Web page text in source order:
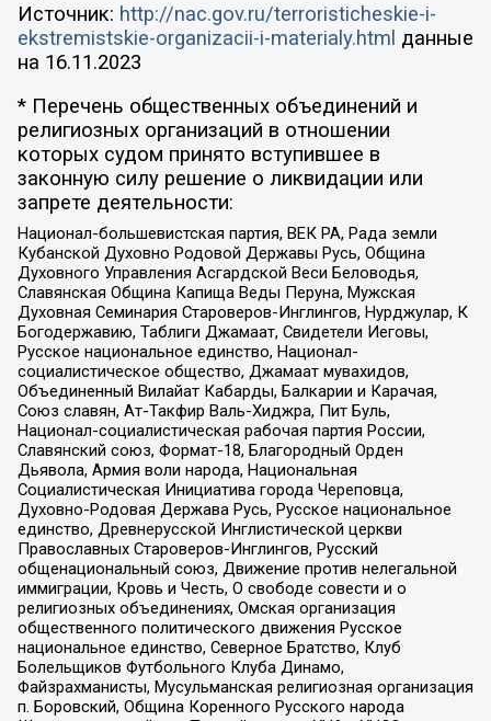
Источник: http://nac.gov.ru/terroristicheskie-i-
ekstremistskie-organizacii-i-materialy.html данные
на 16.11.2023
* Перечень общественных объединений и
религиозных организаций в отношении
которых судом принято вступившее в
законную силу решение о ликвидации или
запрете деятельности:
Национал-большевистская партия, ВЕК РА, Рада земли
Кубанской Духовно Родовой Державы Русь, Община
Духовного Управления Асгардской Веси Беловодья,
Славянская Община Капища Веды Перуна, Мужская
Духовная Семинария Староверов-Инглингов, Нурджулар, К
Богодержавию, Таблиги Джамаат, Свидетели Иеговы,
Русское национальное единство, Национал-
социалистическое общество, Джамаат мувахидов,
Объединенный Вилайат Кабарды, Балкарии и Карачая,
Союз славян, Ат-Такфир Валь-Хиджра, Пит Буль,
Национал-социалистическая рабочая партия России,
Славянский союз, Формат-18, Благородный Орден
Дьявола, Армия воли народа, Национальная
Социалистическая Инициатива города Череповца,
Духовно-Родовая Держава Русь, Русское национальное
единство, Древнерусской Инглистической церкви
Православных Староверов-Инглингов, Русский
общенациональный союз, Движение против нелегальной
иммиграции, Кровь и Честь, О свободе совести и о
религиозных объединениях, Омская организация
общественного политического движения Русское
национальное единство, Северное Братство, Клуб
Болельщиков Футбольного Клуба Динамо,
Файзрахманисты, Мусульманская религиозная организация
п. Боровский, Община Коренного Русского народа